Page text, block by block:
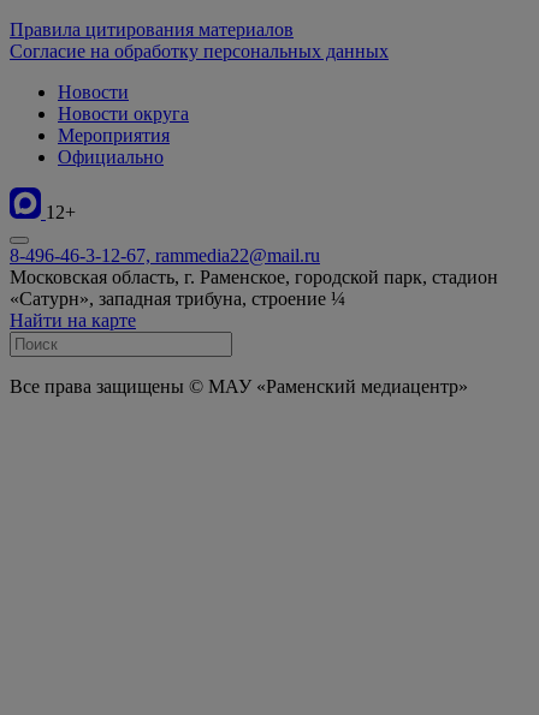
Правила цитирования материалов
Согласие на обработку персональных данных
Новости
Новости округа
Мероприятия
Официально
12+
8-496-46-3-12-67, rammedia22@mail.ru
Московская область, г. Раменское, городской парк, стадион
«Сатурн», западная трибуна, строение ¼
Найти на карте
Все права защищены © МАУ «Раменский медиацентр»